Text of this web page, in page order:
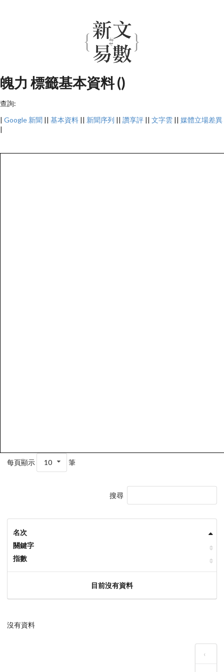
魄力 標籤基本資料 ()
查詢:
| Google 新聞 || 基本資料 || 新聞序列 || 讚享評 || 文字雲 || 媒體立場差異
|
每頁顯示 10 筆
搜尋
名次
關鍵字
指數
目前沒有資料
沒有資料
‹